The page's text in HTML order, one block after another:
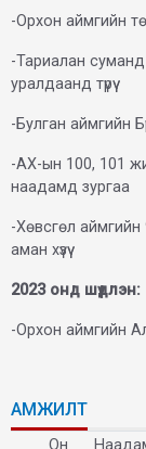
-Орхон аймгийн
-Тариалан суманд
уралдаанд түрүү
-Булган аймгийн
-АХ-ын 100, 101
наадамд зургаа
-Хөвсгөл
аман хүзүү
2023 онд шүдлэн:
-Орхон аймгийн
АМЖИЛТ
Он